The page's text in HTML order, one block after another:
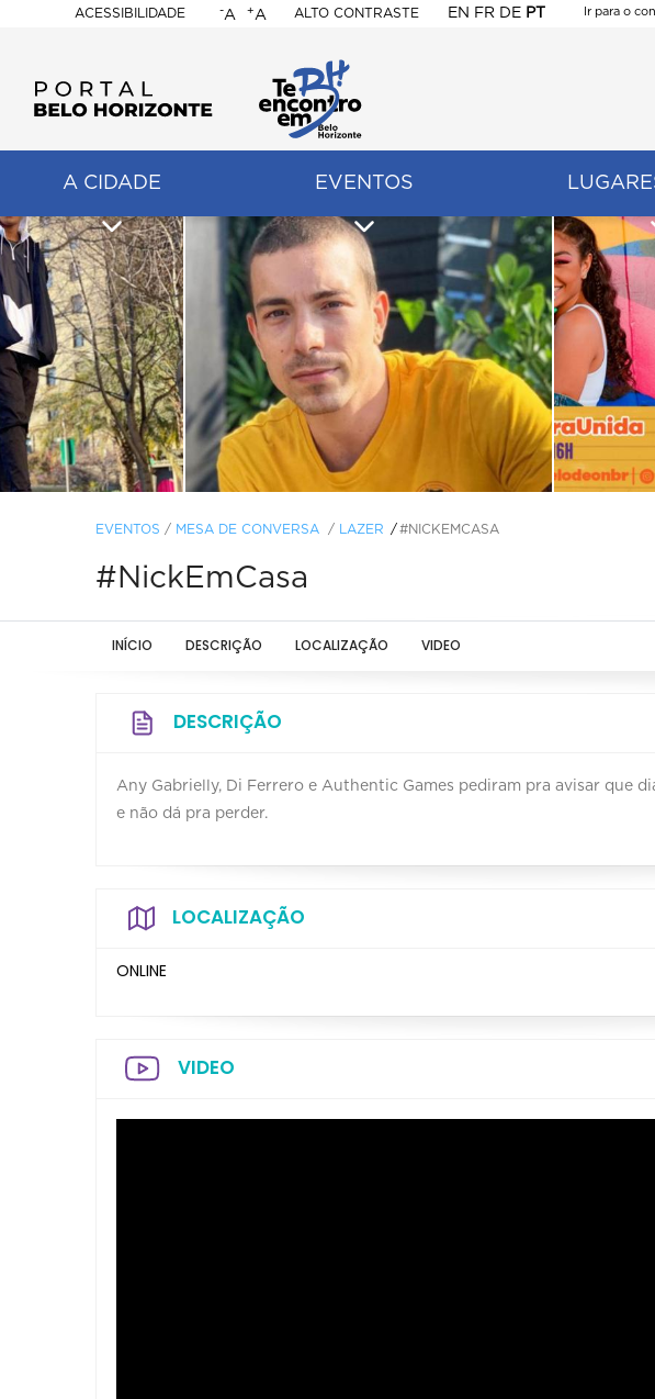
ACESSIBILIDADE
BELO
HORIZONTE
-A +A ALTO CONTRASTE EN FR DE PT
Ir para o
A CIDADE EVENTOS
EVENTOS / MESA DE CONVERSA / LAZER #NICKEMCASA
#NickEmCasa
INÍCIO DESCRIÇÃO LOCALIZAÇÃO VIDEO
DESCRIÇÃO
Any Gabrielly, Di Ferrero e Authentic Games pediram pra avisar que
e não dá pra perder.
LOCALIZAÇÃO
ONLINE
VIDEO